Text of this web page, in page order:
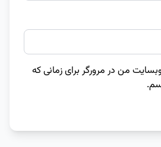
من در مرورگر برای زمانی که